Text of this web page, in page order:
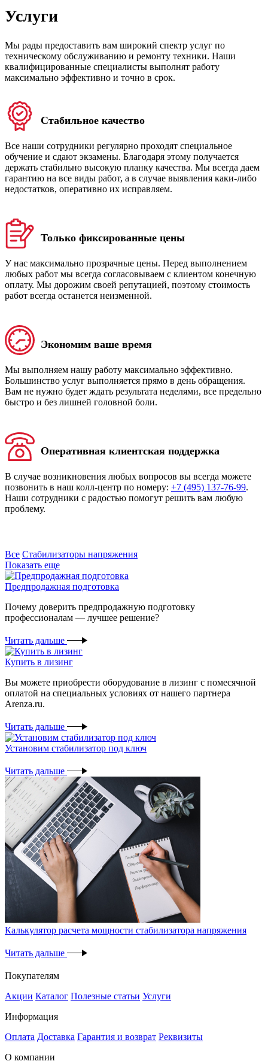
Услуги
Мы рады предоставить вам широкий спектр услуг по
техническому обслуживанию и ремонту техники. Наши
квалифицированные специалисты выполнят работу
максимально эффективно и точно в срок.
Стабильное качество
Все наши сотрудники регулярно проходят специальное
обучение и сдают экзамены. Благодаря этому получается
держать стабильно высокую планку качества. Мы всегда даем
гарантию на все виды работ, а в случае выявления каки-либо
недостатков, оперативно их исправляем.
Только фиксированные цены
У нас максимально прозрачные цены. Перед выполнением
любых работ мы всегда согласовываем с клиентом конечную
оплату. Мы дорожим своей репутацией, поэтому стоимость
работ всегда останется неизменной.
Экономим ваше время
Мы выполняем нашу работу максимально эффективно.
Большинство услуг выполняется прямо в день обращения.
Вам не нужно будет ждать результата неделями, все предельно
быстро и без лишней головной боли.
Оперативная клиентская поддержка
В случае возникновения любых вопросов вы всегда можете
позвонить в наш колл-центр по номеру: +7 (495) 137-76-99.
Наши сотрудники с радостью помогут решить вам любую
проблему.
Все Стабилизаторы напряжения
Показать еще
Предпродажная подготовка
Почему доверить предпродажную подготовку
профессионалам — лучшее решение?
Читать дальше
Купить в лизинг
Вы можете приобрести оборудование в лизинг с помесячной
оплатой на специальных условиях от нашего партнера
Arenza.ru.
Читать дальше
Установим стабилизатор под ключ
Читать дальше
Калькулятор расчета мощности стабилизатора напряжения
Читать дальше
Покупателям
Акции Каталог Полезные статьи Услуги
Информация
Оплата Доставка Гарантия и возврат Реквизиты
О компании